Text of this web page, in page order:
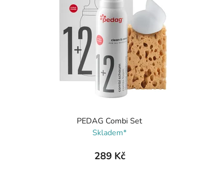
PEDAG Combi Set
Skladem*
289 Kč